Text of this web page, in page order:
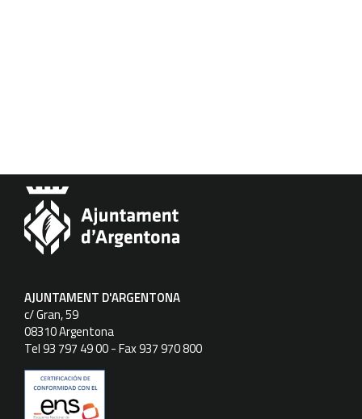
AJUNTAMENT D'ARGENTONA
c/ Gran, 59
08310 Argentona
Tel 93 797 49 00 - Fax 937 970 800